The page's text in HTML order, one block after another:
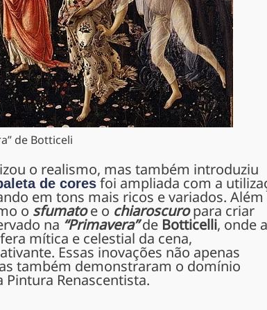
de Botticeli
o realismo, mas também introduziu
de cores foi ampliada com a
em tons mais ricos e variados. Além
o sfumatoe o chiaroscuropara criar
na “Primavera”de Botticelli, onde
mítica e celestial da cena,
Essas inovações não apenas
também demonstraram o domínio
Renascentista.